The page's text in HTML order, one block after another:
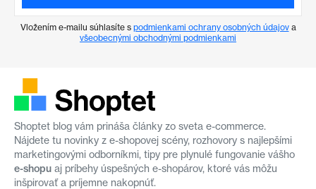
Vložením e-mailu súhlasíte s podmienkami ochrany osobných údajova
všeobecnými obchodnými podmienkami
Shoptet blog vám prináša články zo sveta e-commerce.
Nájdete tu novinky z e-shopovej scény, rozhovory s najlepšími
marketingovými odborníkmi, tipy pre plynulé fungovanie vášho
e-shopu aj príbehy úspešných e-shopárov, ktoré vás môžu
inšpirovať a príjemne nakopnúť.